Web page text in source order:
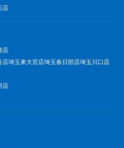
店
店
店埼玉東大宮店埼玉春日部店埼玉川口店
店